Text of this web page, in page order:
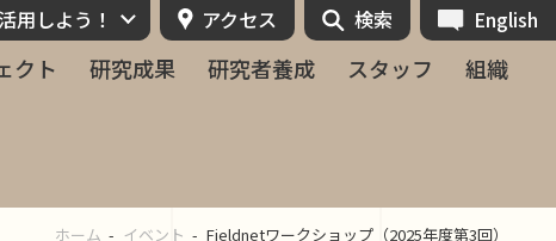
クト 研究成果 研究者養成 スタッフ 組織
用しよう！ アクセス 検索 English
ホーム イベント Fieldnetワークショップ（2025年度第3回）